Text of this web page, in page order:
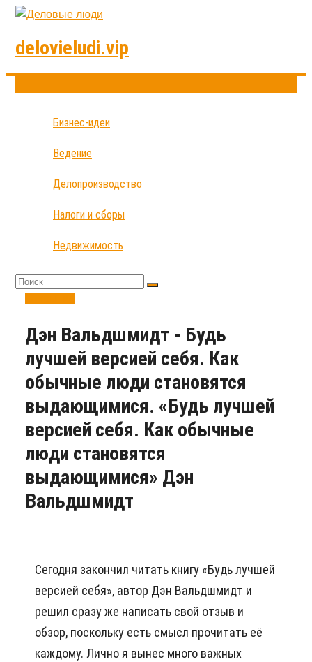
delovieludi.vip
Бизнес-идеи
Ведение
Делопроизводство
Налоги и сборы
Недвижимость
Дэн Вальдшмидт - Будь
лучшей версией себя. Как
обычные люди становятся
выдающимися. «Будь лучшей
версией себя. Как обычные
люди становятся
выдающимися» Дэн
Вальдшмидт
Сегодня закончил читать книгу «Будь лучшей
версией себя», автор Дэн Вальдшмидт и
решил сразу же написать свой отзыв и
обзор, поскольку есть смысл прочитать её
каждому. Лично я вынес много важных